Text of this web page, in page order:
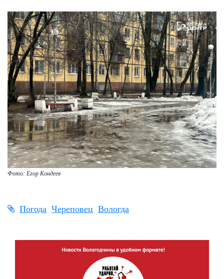
Фото: Егор Кондеев
Погода Череповец Вологда